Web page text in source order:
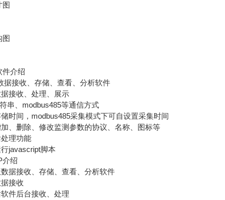
介绍
接收、存储、查看、分析软件
接收、处理、展示
、modbus485等通信方式
间，modbus485采集模式下可自设置采集时间
删除、修改监测参数的协议、名称、图标等
理功能
javascript脚本
绍
接收、存储、查看、分析软件
接收
件后台接收、处理